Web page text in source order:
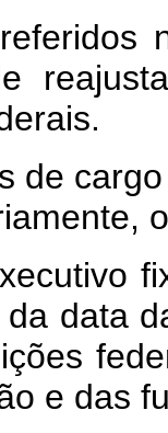
de
data
e das